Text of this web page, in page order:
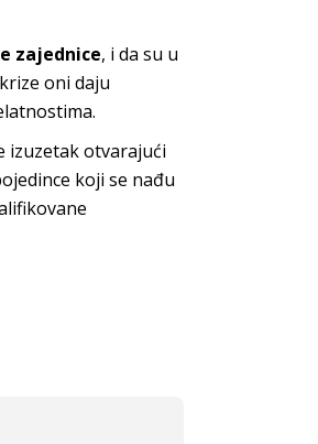
zajednice, i da su u
oni daju
izuzetak otvarajući
koji se nađu